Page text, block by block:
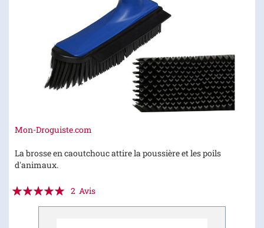
Mon-Droguiste.com
La brosse en caoutchouc attire la poussière et les poils
d'animaux.
Évaluation:
2 Avis
Skip
the
beginning
the
images